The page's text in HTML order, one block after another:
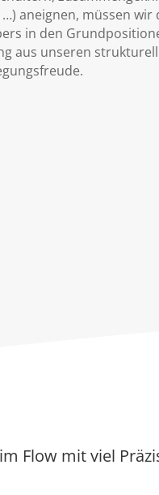
…) aneignen, müssen
in den
aus unseren
Flow mit viel